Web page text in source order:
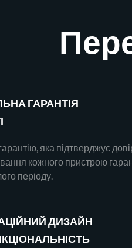
ГАРАНТІЯ
яка підтверджує
кожного пристрою
періоду.
ДИЗАЙН